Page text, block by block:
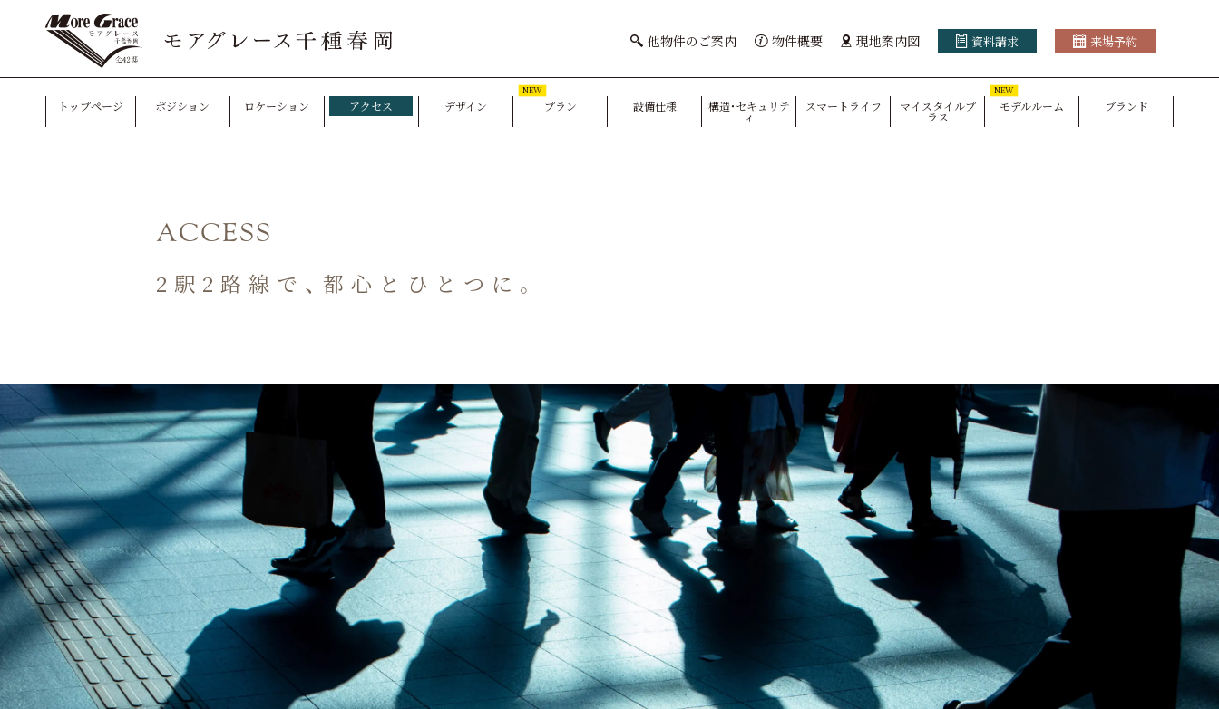
他物件のご案内 物件概要 現地案内図 資料請求 来場予約
トップページ ポジション ロケーション アクセス デザイン プラン
NEW
設備仕様 構造・セキュリテ
ィ
スマートライフ マイスタイルプ
ラス
モデルルーム
NEW
ブランド
ACCESS
2駅2路線で、都心とひとつに。